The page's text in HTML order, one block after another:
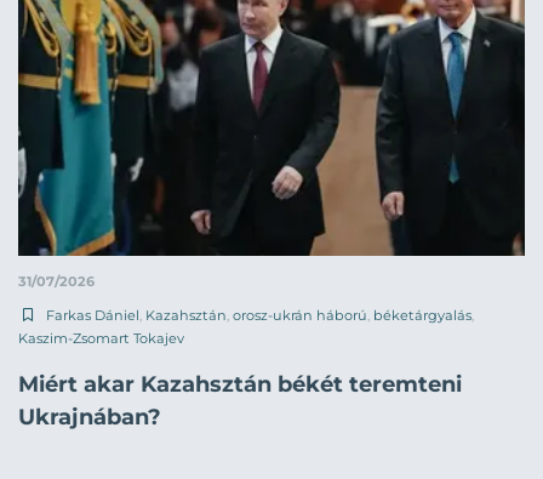
31/07/2026
Farkas Dániel, Kazahsztán, orosz-ukrán háború, béketárgyalás,
Kaszim-Zsomart Tokajev
Miért akar Kazahsztán békét teremteni
Ukrajnában?